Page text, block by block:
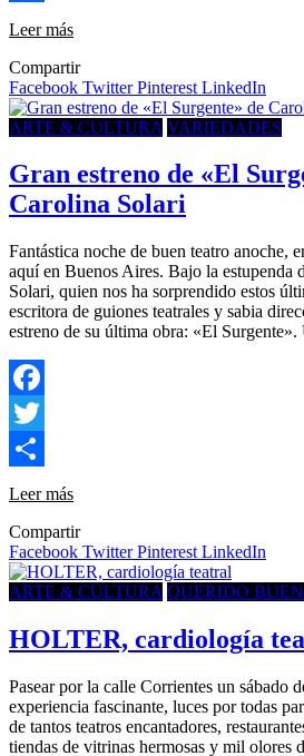
Compartir
Leer más
Compartir
Facebook TwitterPinterest LinkedIn
ARTE & CULTURA VARIEDADES
Gran estreno de «El
Carolina Solari
Fantástica noche de buen teatro anoche,
aquí en Buenos Aires. Bajo la estupenda
Solari, quien nos ha sorprendido estos
escritora de guiones teatrales y sabia
estreno de su última obra: «El Surgente».
Facebook
Twitter
Compartir
Leer más
Compartir
Facebook TwitterPinterest LinkedIn
ARTE & CULTURA QUERIDO
HOLTER, cardiología
Pasear por la calle Corrientes un sábado
experiencia fascinante, luces por todas
de tantos teatros encantadores,
tiendas de vitrinas hermosas y mil olores